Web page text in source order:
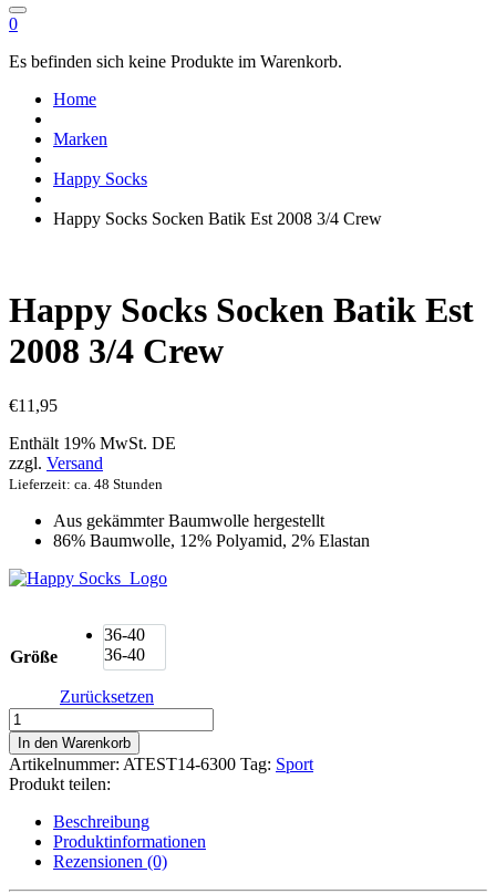
0
Es befinden sich keine Produkte im Warenkorb.
Home
Marken
Happy Socks
Happy Socks Socken Batik Est 2008 3/4 Crew
Happy Socks Socken Batik Est
2008 3/4 Crew
€11,95
Enthält 19% MwSt. DE
zzgl. Versand
Lieferzeit: ca. 48 Stunden
Aus gekämmter Baumwolle hergestellt
86% Baumwolle, 12% Polyamid, 2% Elastan
Größe
36-40
36-40
Zurücksetzen
Happy
Socks
Socken
Batik
Est
2008
Crew
Menge
In den Warenkorb
Artikelnummer: ATEST14-6300 Tag: Sport
Produkt teilen:
Beschreibung
Produktinformationen
Rezensionen (0)